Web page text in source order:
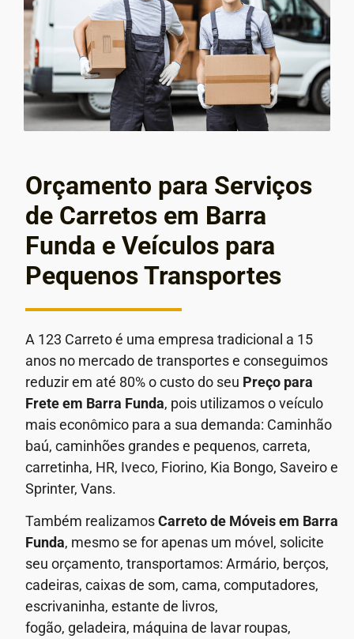
Orçamento para Serviços
de Carretos em Barra
Funda e Veículos para
Pequenos Transportes
A 123 Carreto é uma empresa tradicional a 15
anos no mercado de transportes e conseguimos
reduzir em até 80% o custo do seu Preço para
Frete em Barra Funda, pois utilizamos o veículo
mais econômico para a sua demanda: Caminhão
baú, caminhões grandes e pequenos, carreta,
carretinha, HR, Iveco, Fiorino, Kia Bongo, Saveiro e
Sprinter, Vans.
Também realizamosCarreto de Móveis em Barra
Funda, mesmo se for apenas um móvel, solicite
seu orçamento, transportamos: Armário, berços,
cadeiras, caixas de som, cama, computadores,
escrivaninha, estante de livros,
fogão, geladeira, máquina de lavar roupas,